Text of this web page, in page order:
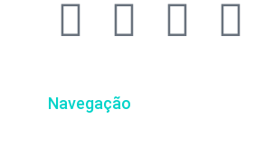
Navegação